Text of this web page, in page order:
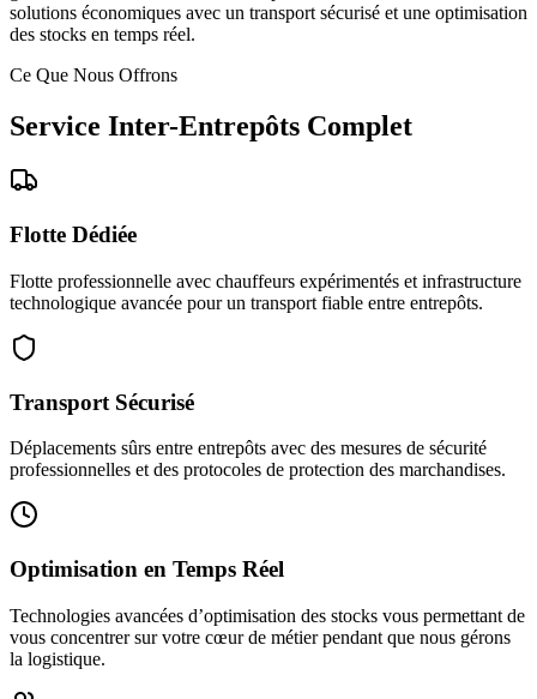
solutions économiques avec un transport sécurisé et une optimisation
des stocks en temps réel.
Ce Que Nous Offrons
Service Inter-Entrepôts Complet
Flotte Dédiée
Flotte professionnelle avec chauffeurs expérimentés et infrastructure
technologique avancée pour un transport fiable entre entrepôts.
Transport Sécurisé
Déplacements sûrs entre entrepôts avec des mesures de sécurité
professionnelles et des protocoles de protection des marchandises.
Optimisation en Temps Réel
Technologies avancées d’optimisation des stocks vous permettant de
vous concentrer sur votre cœur de métier pendant que nous gérons
la logistique.